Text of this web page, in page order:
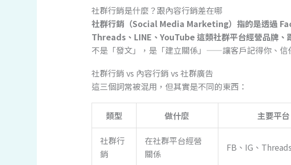
社群行銷是什麼？跟內容行銷差在哪
社群行銷（Social Media Marketing）指的是透過
Threads、LINE、YouTube 這類社群平台經營品牌、
不是「發文」，是「建立關係」——讓客戶記得你、信
社群行銷 vs 內容行銷 vs 社群廣告
這三個詞常被混用，但其實是不同的東西：
類型 做什麼 主要平台
社群行
銷
在社群平台經營
關係
FB、IG、